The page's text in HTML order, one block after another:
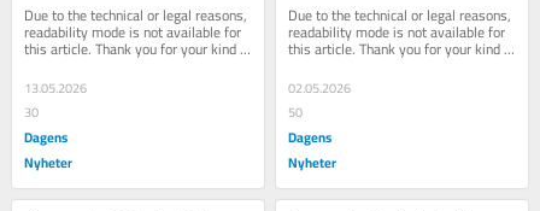
avstängning!
Due to the technical or legal reasons,
readability mode is not available for
this article. Thank you for your kind
13.05.2026
30
Dagens
Nyheter
som en ”gubbe”
Due to the technical or legal reasons,
readability mode is not available for
this article. Thank you for your kind
02.05.2026
50
Dagens
Nyheter